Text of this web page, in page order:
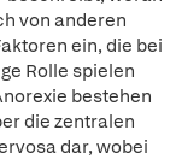
von anderen
ein, die bei
Rolle spielen
bestehen
die zentralen
dar, wobei